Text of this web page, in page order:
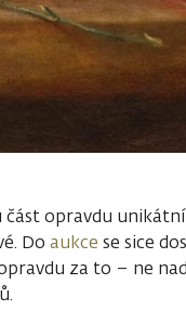
opravdu
Do aukce se sice
za to – ne